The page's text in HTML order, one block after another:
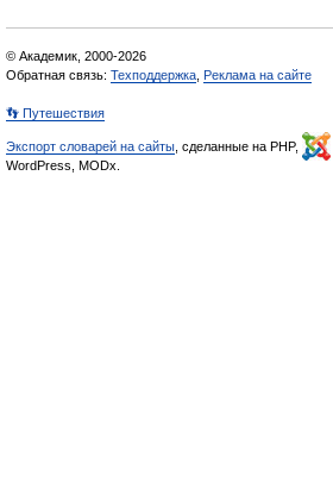
© Академик, 2000-2026
Обратная связь: Техподдержка Реклама на сайте
👣 Путешествия
Экспорт словарей на сайты , сделанные на PHP,
WordPress, MODx.